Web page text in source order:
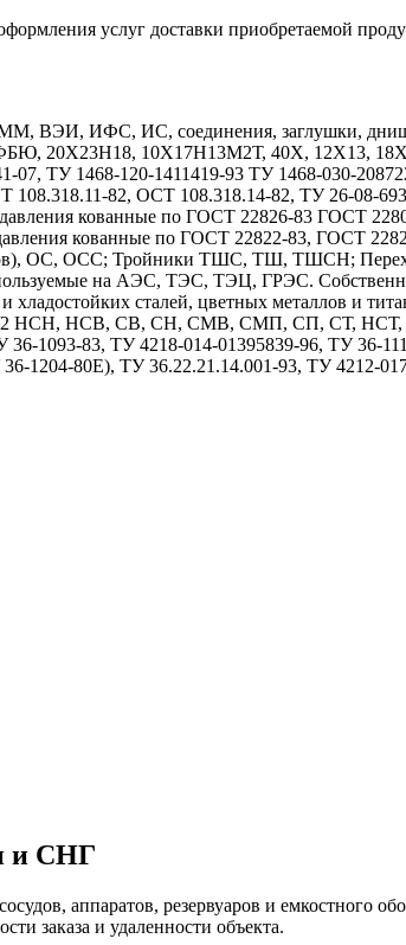
услуг доставки приобретаемой
ВЭИ, ИФС, ИС, соединения, заглушки,
20Х23Н18, 10Х17Н13М2Т, 40Х, 12Х13,
ТУ 1468-120-1411419-93 ТУ 1468-030-
82, ОСТ 108.318.14-82, ТУ 26-08-
кованные по ГОСТ 22826-83 ГОСТ
кованные по ГОСТ 22822-83, ГОСТ
ОС, ОСС; Тройники ТШС, ТШ, ТШСН;
на АЭС, ТЭС, ТЭЦ, ГРЭС.
хладостойких сталей, цветных металлов и
НСВ, СВ, СН, СМВ, СМП, СП, СТ, НСТ,
1093-83, ТУ 4218-014-01395839-96, ТУ 36-
1204-80Е), ТУ 36.22.21.14.001-93, ТУ 4212-
и СНГ
аппаратов, резервуаров и емкостного
заказа и удаленности объекта.